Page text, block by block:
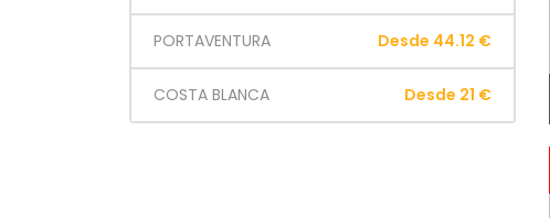
PORTAVENTURA Desde 44.12 €
COSTA BLANCA Desde 21 €